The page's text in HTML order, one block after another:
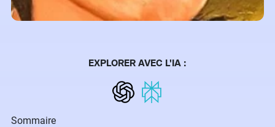
EXPLORER AVEC L'IA :
Sommaire